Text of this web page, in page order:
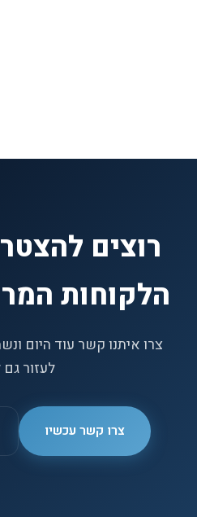
רוצים
הלקוחות
צרו איתנו קשר עוד היום
לעזור
צרו קשר עכשיו